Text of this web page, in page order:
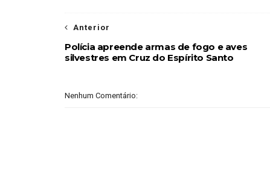
Anterior
Polícia apreende armas de fogo e aves
silvestres em Cruz do Espírito Santo
Nenhum Comentário: